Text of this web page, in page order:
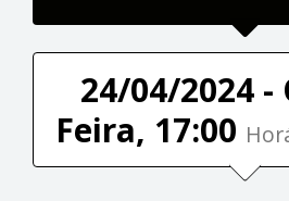
24/04/2024
Feira, 17:00